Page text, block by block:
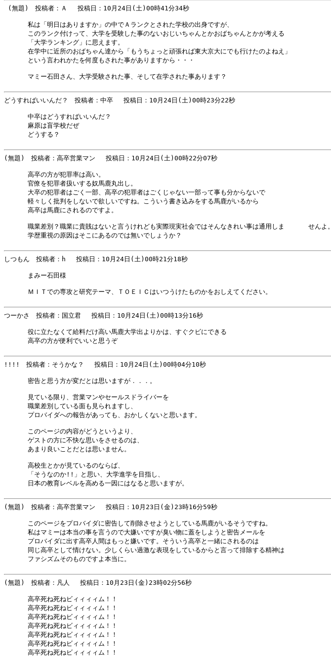
(無題)　投稿者：Ａ 　投稿日：10月24日(土)00時41分34秒
      私は「明日はありますか」の中でＡランクとされた学校の出身ですが、
      このランク付けって、大学を受験した事のないおじいちゃんとかおばちゃんとかが考える
      「大学ランキング」に思えます。
      在学中に近所のおばちゃん達から「もうちょっと頑張れば東大京大にでも行けたのよねえ」
      という言われかたを何度もされた事がありますから・・・
      マミー石田さん、大学受験された事、そして在学された事あります？
どうすればいいんだ？　投稿者：中卒 　投稿日：10月24日(土)00時23分22秒
      中卒はどうすればいいんだ？
      麻原は盲学校だぜ
      どうする？
(無題)　投稿者：高卒営業マン 　投稿日：10月24日(土)00時22分07秒
      高卒の方が犯罪率は高い。
      官僚を犯罪者扱いする奴馬鹿丸出し。
      大卒の犯罪者はごく一部、高卒の犯罪者はごくじゃない一部って事も分からないで
      軽々しく批判をしないで欲しいですね。こういう書き込みをする馬鹿がいるから
      高卒は馬鹿にされるのですよ。
      職業差別？職業に貴賎はないと言うけれども実際現実社会ではそんなきれい事は通用しま      せんよ。
      学歴重視の原因はそこにあるのでは無いでしょうか？
しつもん　投稿者：h 　投稿日：10月24日(土)00時21分18秒
      まみー石田様
      ＭＩＴでの専攻と研究テーマ、ＴＯＥＩＣはいつうけたものかをおしえてください。
つーかさ　投稿者：国立君 　投稿日：10月24日(土)00時13分16秒
      役に立たなくて給料だけ高い馬鹿大学出よりかは、すぐクビにできる
      高卒の方が便利でいいと思うぞ
!!!!　投稿者：そうかな？ 　投稿日：10月24日(土)00時04分10秒
      密告と思う方が変だとは思いますが．．．。
      見ている限り、営業マンやセールスドライバーを
      職業差別している面も見られますし、
      プロバイダへの報告があっても、おかしくないと思います。
      このページの内容がどうというより、
      ゲストの方に不快な思いをさせるのは、
      あまり良いことだとは思いません。
      高校生とかが見ているのならば、
      「そうなのか!!」と思い、大学進学を目指し、
      日本の教育レベルを高める一因にはなると思いますが。
(無題)　投稿者：高卒営業マン 　投稿日：10月23日(金)23時16分59秒
      このページをプロバイダに密告して削除させようとしている馬鹿がいるそうですね。
      私はマミーは本当の事を言うので大嫌いですが臭い物に蓋をしようと密告メールを
      プロバイダに出す高卒人間はもっと嫌いです。そういう高卒と一緒にされるのは
      同じ高卒として情けない。少しくらい過激な表現をしているからと言って排除する精神は
      ファシズムそのものですよ本当に。
(無題)　投稿者：凡人 　投稿日：10月23日(金)23時02分56秒
      高卒死ね死ねビィィィィム！！
      高卒死ね死ねビィィィィム！！
      高卒死ね死ねビィィィィム！！
      高卒死ね死ねビィィィィム！！
      高卒死ね死ねビィィィィム！！
      高卒死ね死ねビィィィィム！！
      高卒死ね死ねビィィィィム！！